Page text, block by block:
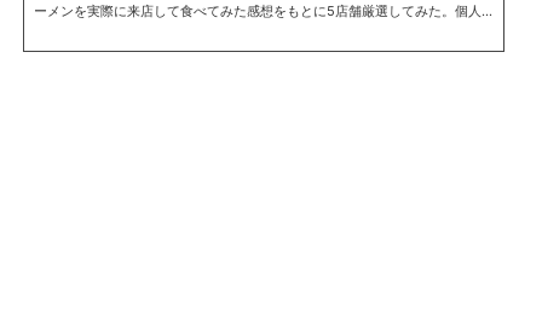
ーメンを実際に来店して食べてみた感想をもとに5店舗厳選してみた。個人
が、是非一度は食べてみて欲しい。 ※あいうえお順 支那そば蔵之宮これぞ支